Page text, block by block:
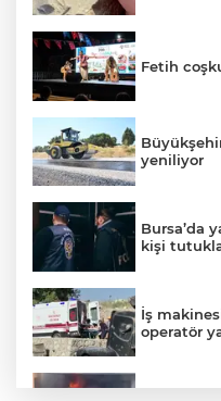
Fetih
yeniliyor
Bursa’da
kişi
İş
operatör